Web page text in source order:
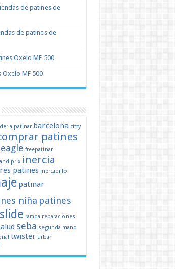
de patines de
de patines de
Oxelo MF 500
Oxelo MF 500
a patinar barcelona citty
patines
freepatinar
prix inercia
patines mercadillo
patinar
niña patines
rampa reparaciones
seba segunda mano
twister urban